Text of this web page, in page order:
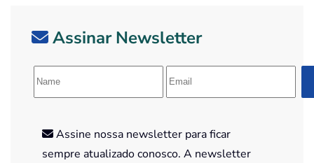
Assinar Newsletter
Assine nossa newsletter para ficar
sempre atualizado conosco. A newsletter